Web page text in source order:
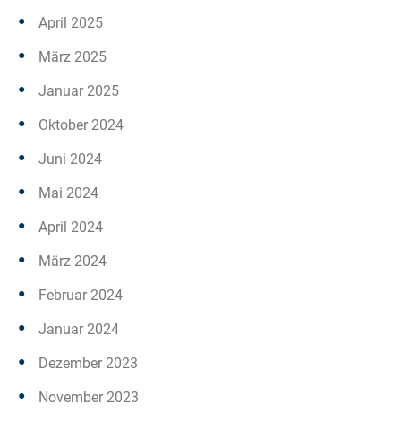
April 2025
März 2025
Januar 2025
Oktober 2024
Juni 2024
Mai 2024
April 2024
März 2024
Februar 2024
Januar 2024
Dezember 2023
November 2023